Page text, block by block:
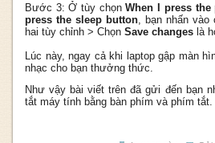
Bước 3: Ở tùy chọnWhen I press
press the sleep button , bạn nhấn
hai tùy chỉnh > Chọn Save changes là
Lúc này, ngay cả khi laptop gập màn
nhạc cho bạn thưởng thức.
Như vậy bài viết trên đã gửi đến bạn
tắt máy tính bằng bàn phím và phím tắt.